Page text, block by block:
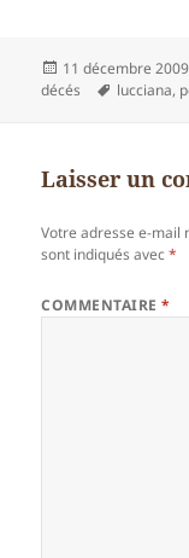
Publié
le
11 décembre 2009
décés
Mots-
lucciana,
Laisser un
Votre adresse e-mail
sont indiqués avec*
COMMENTAIRE*